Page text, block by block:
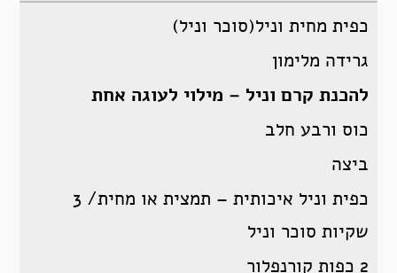
כפית מחית וניל(סוכר וניל)
גרידה מלימון
להכנת קרם וניל – מילוי לעוגה אחת
כוס ורבע חלב
ביצה
כפית וניל איכותית – תמצית או מחית/ 3
שקיות סוכר וניל
2 כפות קורנפלור